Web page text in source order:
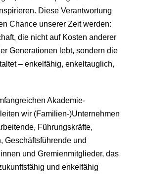
Diese Verantwortung
Chance unserer Zeit werden:
die nicht auf Kosten anderer
Generationen lebt, sondern die
– enkelfähig, enkeltauglich,
Akademie-
wir (Familien-)Unternehmen
Führungskräfte,
Geschäftsführende und
und Gremienmitglieder, das
und enkelfähig